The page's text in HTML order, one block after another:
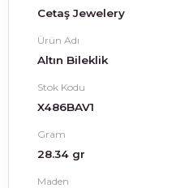
Cetaş Jewelery
Ürün Adı
Altın Bileklik
Stok Kodu
X486BAV1
Gram
28.34 gr
Maden